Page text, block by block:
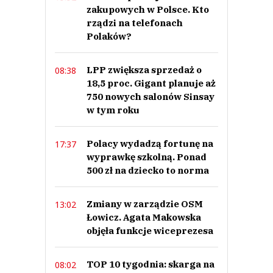
dzieci. Bardzo zdrowy i odżywczy. Dobro narodowe!
Nickt
0
Dr zdrowie
18.06.2023 / 15:31
This comment was minimized by the moderator on the site
I jeszcze więcej dzieci „ grubasów „ od tych rarytasów .
Dr zdrowie
Odpowiedz
0
0
zakupowych w Polsce. Kto
rządzi na telefonach
Polaków?
08:38
LPP zwiększa sprzedaż o
18,5 proc. Gigant planuje aż
750 nowych salonów Sinsay
w tym roku
17:37
Polacy wydadzą fortunę na
wyprawkę szkolną. Ponad
500 zł na dziecko to norma
13:02
Zmiany w zarządzie OSM
Łowicz. Agata Makowska
objęła funkcje wiceprezesa
08:02
TOP 10 tygodnia: skarga na